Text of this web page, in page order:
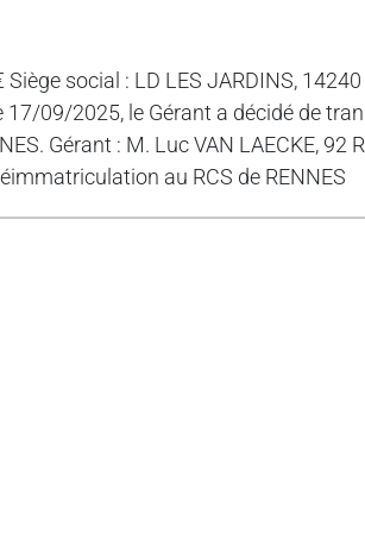
Siège social : LD LES JARDINS, 14240
17/09/2025, le Gérant a décidé de
Gérant : M. Luc VAN LAECKE, 92
au RCS de RENNES